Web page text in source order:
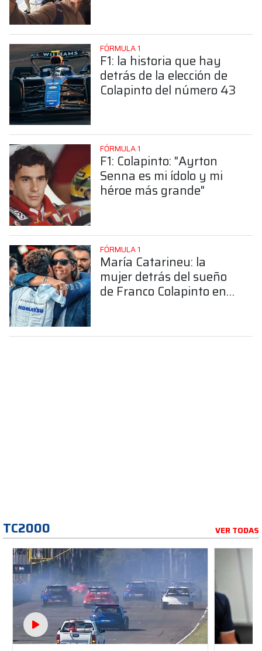
FÓRMULA 1
F1: la historia que hay
detrás de la elección de
Colapinto del número 43
FÓRMULA 1
F1: Colapinto: "Ayrton
Senna es mi ídolo y mi
héroe más grande"
FÓRMULA 1
María Catarineu: la
mujer detrás del sueño
de Franco Colapinto en
TC2000 VER TODAS